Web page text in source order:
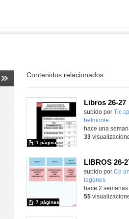
Contenidos relacionados:
Libros 26-27
Contenido
subido por Tic
belmonte
1 página
hace una
33
LIBROS 26-
Contenido
subido por Cp
leganes
7 páginas
-
hace 2 semanas
55